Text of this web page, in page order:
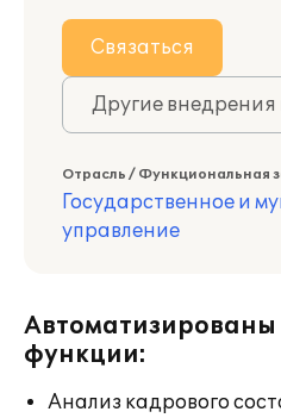
Связаться
Другие
Отрасль / Функциональная
Государственное и
управление
функции:
Анализ кадрового